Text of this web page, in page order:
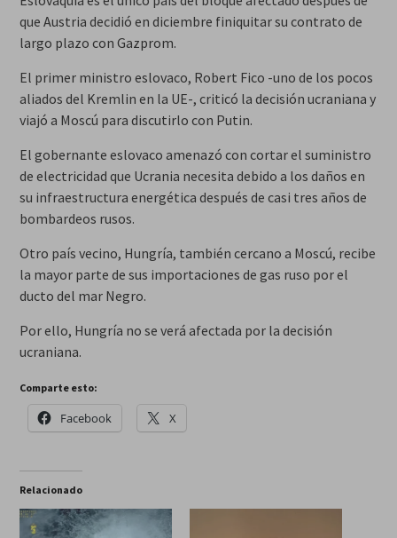
que Austria decidió en diciembre finiquitar su contrato de
largo plazo con Gazprom.
El primer ministro eslovaco, Robert Fico -uno de los pocos
aliados del Kremlin en la UE-, criticó la decisión ucraniana y
viajó a Moscú para discutirlo con Putin.
El gobernante eslovaco amenazó con cortar el suministro
de electricidad que Ucrania necesita debido a los daños en
su infraestructura energética después de casi tres años de
bombardeos rusos.
Otro país vecino, Hungría, también cercano a Moscú, recibe
la mayor parte de sus importaciones de gas ruso por el
ducto del mar Negro.
Por ello, Hungría no se verá afectada por la decisión
ucraniana.
Comparte esto:
Facebook X
Relacionado